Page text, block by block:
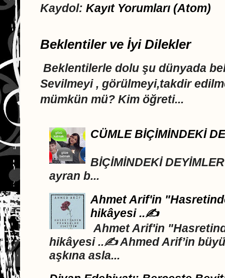
Kaydol: Kayıt Yorumları (Atom)
Beklentiler ve İyi Dilekler
Beklentilerle dolu şu dünyada
Sevilmeyi , görülmeyi,takdir
mümkün mü? Kim öğreti...
CÜMLE BİÇİMİNDEKİ
BİÇİMİNDEKİ
ayran b...
Ahmet Arif'in
hikâyesi ..✍️
Ahmet Arif'in
hikâyesi ..✍️ Ahmed Arif’in
aşkına asla...